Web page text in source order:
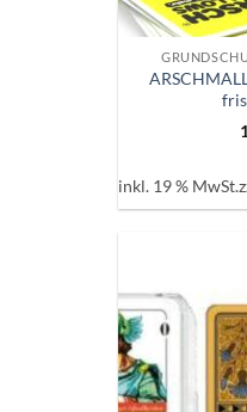
+
inkl. 19 % MwSt.